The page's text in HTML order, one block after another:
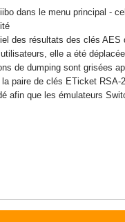
dans le menu principal -
des résultats des clés
elle a été
de dumping sont grisées
paire de clés ETicket
afin que les émulateurs